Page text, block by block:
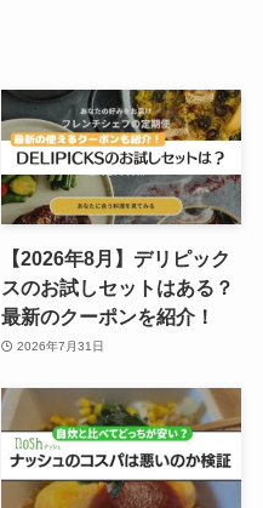
【2026年8月】デリピック
スのお試しセットはある？
最新のクーポンを紹介！
2026年7月31日